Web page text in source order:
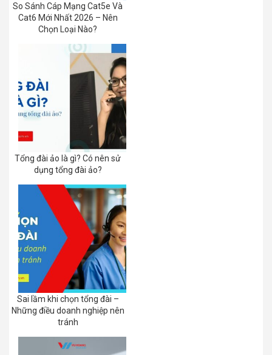
So Sánh Cáp Mạng Cat5e Và
Cat6 Mới Nhất 2026 – Nên
Chọn Loại Nào?
Tổng đài ảo là gì? Có nên sử
dụng tổng đài ảo?
Sai lầm khi chọn tổng đài –
Những điều doanh nghiệp nên
tránh